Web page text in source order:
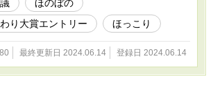
ほのぼの
り大賞エントリー
ほっこり
最終更新日 2024.06.14 登録日 2024.06.14